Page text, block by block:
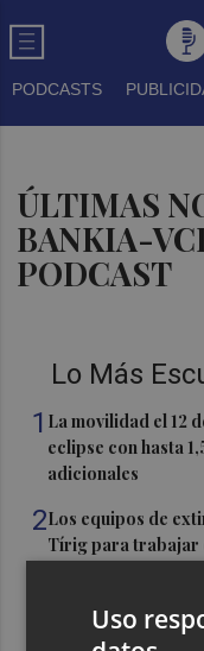
PODCASTS
ÚLTIMAS
BANKIA-
PODCAST
Lo Más
1 La movilidad el 12
eclipse con hasta
adicionales
2Los equipos de
Tírig para trabajar
seguridad por el
efectivos
Uso